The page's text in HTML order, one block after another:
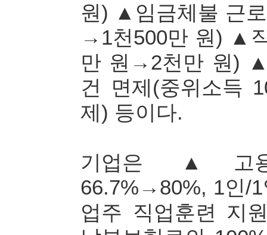
원) ▲임금체불 근
→1천500만 원) ▲
만 원→2천만 원)
건 면제(중위소득
제) 등이다.
기업은 ▲고용유
66.7%→80%, 1인/
업주 직업훈련 지